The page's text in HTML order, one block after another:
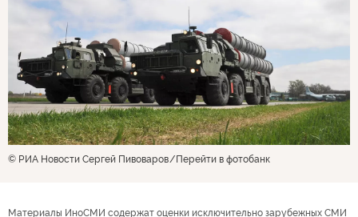
© РИА Новости Сергей Пивоваров Перейти в фотобанк
Материалы ИноСМИ содержат оценки исключительно зарубежных СМИ